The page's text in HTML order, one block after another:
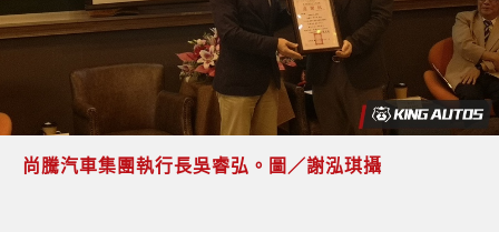
尚騰汽車集團執行長吳睿弘。圖／謝泓琪攝